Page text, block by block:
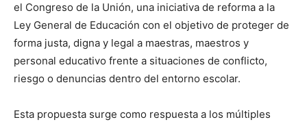
el Congreso de la Unión, una iniciativa de reforma a la
Ley General de Educación con el objetivo de proteger de
forma justa, digna y legal a maestras, maestros y
personal educativo frente a situaciones de conflicto,
riesgo o denuncias dentro del entorno escolar.
Esta propuesta surge como respuesta a los múltiples